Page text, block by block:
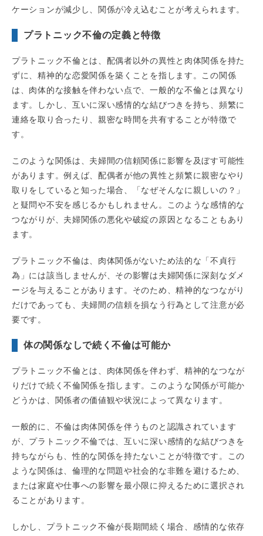
ケーションが減少し、関係が冷え込むことが考えられます。
プラトニック不倫の定義と特徴
プラトニック不倫とは、配偶者以外の異性と肉体関係を持た
ずに、精神的な恋愛関係を築くことを指します。この関係
は、肉体的な接触を伴わない点で、一般的な不倫とは異なり
ます。しかし、互いに深い感情的な結びつきを持ち、頻繁に
連絡を取り合ったり、親密な時間を共有することが特徴で
す。
このような関係は、夫婦間の信頼関係に影響を及ぼす可能性
があります。例えば、配偶者が他の異性と頻繁に親密なやり
取りをしていると知った場合、「なぜそんなに親しいの？」
と疑問や不安を感じるかもしれません。このような感情的な
つながりが、夫婦関係の悪化や破綻の原因となることもあり
ます。
プラトニック不倫は、肉体関係がないため法的な「不貞行
為」には該当しませんが、その影響は夫婦関係に深刻なダメ
ージを与えることがあります。そのため、精神的なつながり
だけであっても、夫婦間の信頼を損なう行為として注意が必
要です。
体の関係なしで続く不倫は可能か
プラトニック不倫とは、肉体関係を伴わず、精神的なつなが
りだけで続く不倫関係を指します。このような関係が可能か
どうかは、関係者の価値観や状況によって異なります。
一般的に、不倫は肉体関係を伴うものと認識されています
が、プラトニック不倫では、互いに深い感情的な結びつきを
持ちながらも、性的な関係を持たないことが特徴です。この
ような関係は、倫理的な問題や社会的な非難を避けるため、
または家庭や仕事への影響を最小限に抑えるために選択され
ることがあります。
しかし、プラトニック不倫が長期間続く場合、感情的な依存